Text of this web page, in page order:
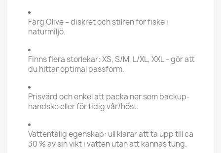
Färg Olive – diskret och stilren för fiske i
naturmiljö.
Finns flera storlekar: XS, S/M, L/XL, XXL – gör att
du hittar optimal passform.
Prisvärd och enkel att packa ner som backup-
handske eller för tidig vår/höst.
Vattentålig egenskap: ull klarar att ta upp till ca
30 % av sin vikt i vatten utan att kännas tung.